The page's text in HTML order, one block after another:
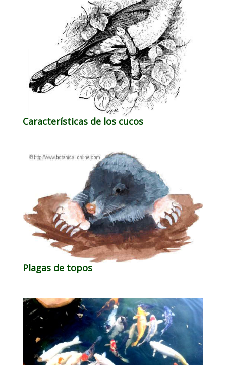
Características de los cucos
Plagas de topos